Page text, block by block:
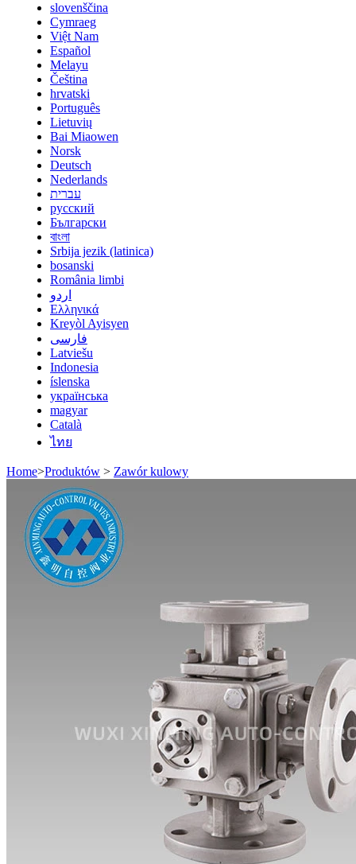
slovenščina
Cymraeg
Việt Nam
Español
Melayu
Čeština
hrvatski
Português
Lietuvių
Bai Miaowen
Norsk
Deutsch
Nederlands
עברית
русский
Български
বাংলা
Srbija jezik (latinica)
bosanski
România limbi
اردو
Ελληνικά
Kreyòl Ayisyen
فارسی
Latviešu
Indonesia
íslenska
українська
magyar
Català
ไทย
Home>Produktów > Zawór kulowy